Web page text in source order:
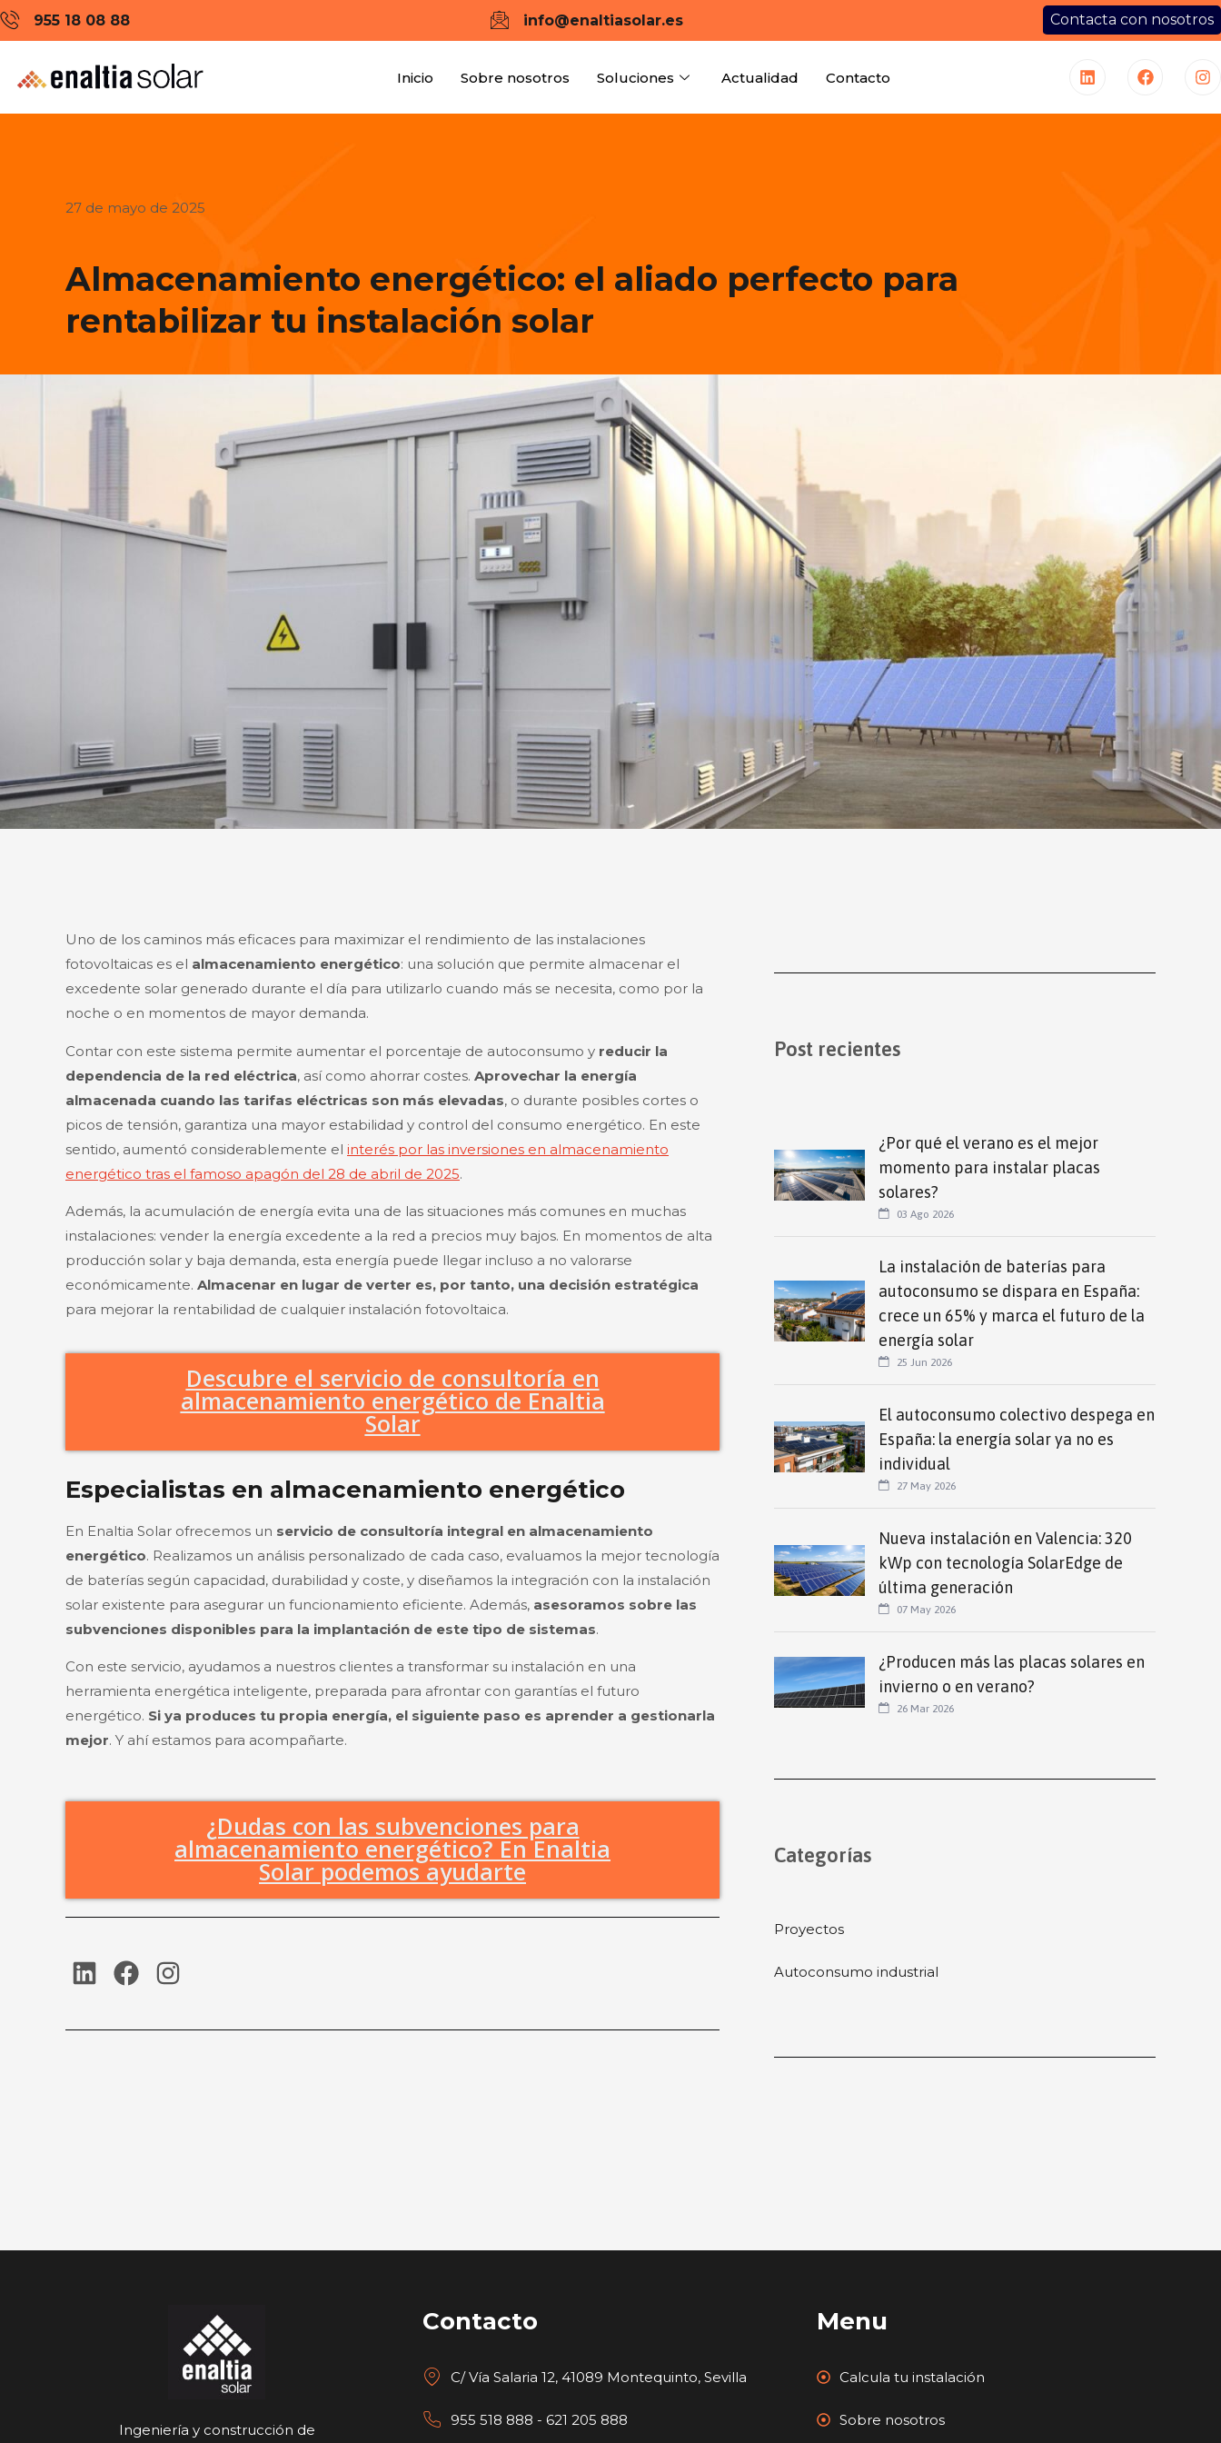
955 18 08 88 info@enaltiasolar.es Contacta con nosotros
Inicio Sobre nosotros Soluciones Actualidad Contacto
27 de mayo de 2025
Almacenamiento energético: el aliado perfecto para
rentabilizar tu instalación solar
Uno de los caminos más eficaces para maximizar el rendimiento de las instalaciones
fotovoltaicas es el almacenamiento energético: una solución que permite almacenar el
excedente solar generado durante el día para utilizarlo cuando más se necesita, como por la
noche o en momentos de mayor demanda.
Contar con este sistema permite aumentar el porcentaje de autoconsumo y reducir la
dependencia de la red eléctrica, así como ahorrar costes. Aprovechar la energía
almacenada cuando las tarifas eléctricas son más elevadas, o durante posibles cortes o
picos de tensión, garantiza una mayor estabilidad y control del consumo energético. En este
sentido, aumentó considerablemente el interés por las inversiones en almacenamiento
energético tras el famoso apagón del 28 de abril de 2025.
Además, la acumulación de energía evita una de las situaciones más comunes en muchas
instalaciones: vender la energía excedente a la red a precios muy bajos. En momentos de alta
producción solar y baja demanda, esta energía puede llegar incluso a no valorarse
económicamente. Almacenar en lugar de verter es, por tanto, una decisión estratégica
para mejorar la rentabilidad de cualquier instalación fotovoltaica.
Descubre el servicio de consultoría en
almacenamiento energético de Enaltia
Solar
Especialistas en almacenamiento energético
En Enaltia Solar ofrecemos un servicio de consultoría integral en almacenamiento
energético. Realizamos un análisis personalizado de cada caso, evaluamos la mejor tecnología
de baterías según capacidad, durabilidad y coste, y diseñamos la integración con la instalación
solar existente para asegurar un funcionamiento eficiente. Además, asesoramos sobre las
subvenciones disponibles para la implantación de este tipo de sistemas.
Con este servicio, ayudamos a nuestros clientes a transformar su instalación en una
herramienta energética inteligente, preparada para afrontar con garantías el futuro
energético. Si ya produces tu propia energía, el siguiente paso es aprender a gestionarla
mejor. Y ahí estamos para acompañarte.
¿Dudas con las subvenciones para
almacenamiento energético? En Enaltia
Solar podemos ayudarte
Post recientes
¿Por qué el verano es el mejor
momento para instalar placas
solares?
03 Ago 2026
La instalación de baterías para
autoconsumo se dispara en España:
crece un 65% y marca el futuro de la
energía solar
25 Jun 2026
El autoconsumo colectivo despega en
España: la energía solar ya no es
individual
27 May 2026
Nueva instalación en Valencia: 320
kWp con tecnología SolarEdge de
última generación
07 May 2026
¿Producen más las placas solares en
invierno o en verano?
26 Mar 2026
Categorías
Proyectos
Autoconsumo industrial
Ingeniería y construcción de
Contacto
C/ Vía Salaria 12, 41089 Montequinto, Sevilla
955 518 888 - 621 205 888
Menu
Calcula tu instalación
Sobre nosotros